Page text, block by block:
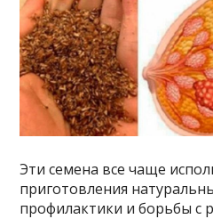
Эти семена все чаще
приготовления
профилактики и борьбы с